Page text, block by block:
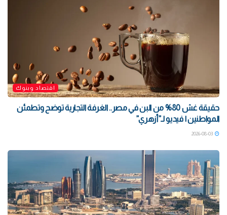
اقتصاد وبنوك
حقيقة غش 80% من البن في مصر.. الغرفة التجارية توضح وتطمئن
المواطنين | فيديو لـ”أزهري”